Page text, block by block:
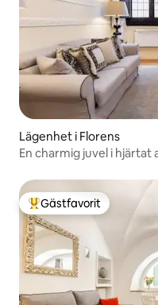
Lägenhet i Florens
En charmig juvel i hjärtat
Populär gästfavorit
Gästfavorit